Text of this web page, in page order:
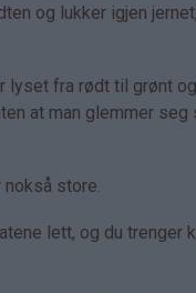
og lukker igjen
lyset fra rødt til grønt
at man glemmer seg
store.
lett, og du trenger